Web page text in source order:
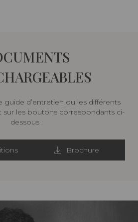
guide d’entretien ou les différents
sur les boutons correspondants ci-
dessous :
Brochure